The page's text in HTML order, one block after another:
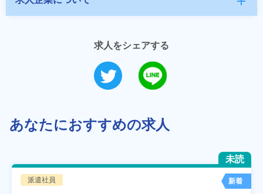
求人をシェアする
あなたにおすすめの求人
未読
派遣社員 新着